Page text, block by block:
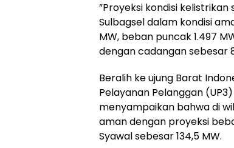
”Proyeksi kondisi kelistrikan
Sulbagsel dalam kondisi
MW, beban puncak 1.497
dengan cadangan sebesar
Beralih ke ujung Barat
Pelayanan Pelanggan
menyampaikan bahwa di
aman dengan proyeksi
Syawal sebesar 134,5 MW.